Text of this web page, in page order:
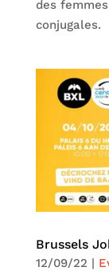
des
conjugales.
Brussels
12/09/22